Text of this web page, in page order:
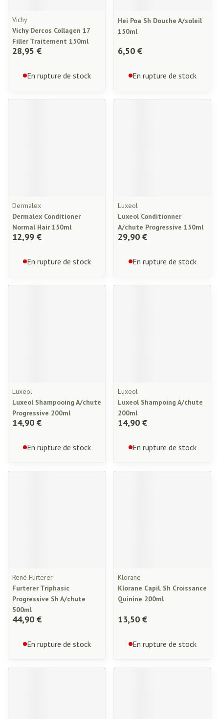
Vichy
Vichy Dercos Collagen 17
Filler Traitement 150ml
28,95 €
En rupture de stock
Hei Poa Sh Douche A/soleil
150ml
6,50 €
En rupture de stock
Dermalex
Dermalex Conditioner
Normal Hair 150ml
12,99 €
En rupture de stock
Luxeol
Luxeol Conditionner
A/chute Progressive 150ml
29,90 €
En rupture de stock
Luxeol
Luxeol Shampooing A/chute
Progressive 200ml
14,90 €
En rupture de stock
Luxeol
Luxeol Shampoing A/chute
200ml
14,90 €
En rupture de stock
René Furterer
Furterer Triphasic
Progressive Sh A/chute
500ml
44,90 €
En rupture de stock
Klorane
Klorane Capil. Sh Croissance
Quinine 200ml
13,50 €
En rupture de stock